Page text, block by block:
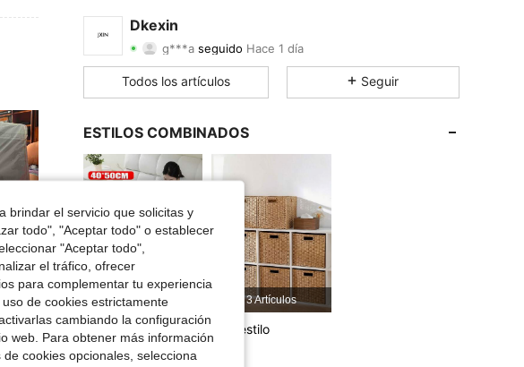
Dkexin
g***a
4.82 Calificación 25Artículos
4.82
4.82 25
4.82
4.82 25 1.8K
4.82 25 1.8K
4.82 25 1.8K
Todos los artículos Seguir
ESTILOS COMBINADOS
2 Artículos
Te podría gustar
3 Artículos
Más estilo
brindar el servicio que solicitas y
todo", "Aceptar todo" o establecer
"Aceptar todo",
el tráfico, ofrecer
para complementar tu experiencia
de cookies estrictamente
cambiando la configuración
web. Para obtener más información
cookies opcionales, selecciona